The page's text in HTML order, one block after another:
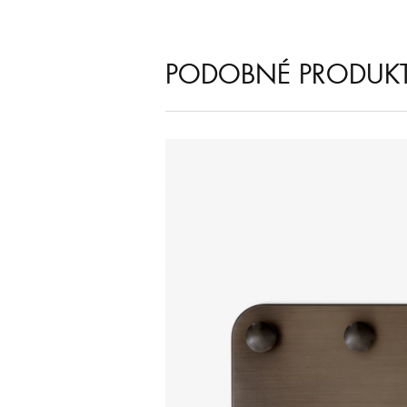
PODOBNÉ